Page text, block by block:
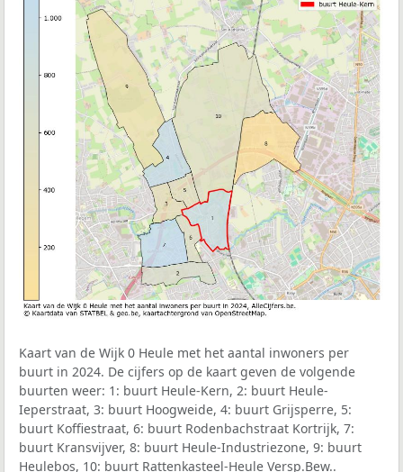
Kaart van de Wijk 0 Heule met het aantal inwoners per
buurt in 2024. De cijfers op de kaart geven de volgende
buurten weer: 1: buurt Heule-Kern, 2: buurt Heule-
Ieperstraat, 3: buurt Hoogweide, 4: buurt Grijsperre, 5:
buurt Koffiestraat, 6: buurt Rodenbachstraat Kortrijk, 7:
buurt Kransvijver, 8: buurt Heule-Industriezone, 9: buurt
Heulebos, 10: buurt Rattenkasteel-Heule Versp.Bew..